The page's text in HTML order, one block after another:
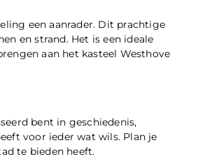
een aanrader. Dit prachtige
en strand. Het is een ideale
aan het kasteel Westhove
bent in geschiedenis,
voor ieder wat wils. Plan je
te bieden heeft.